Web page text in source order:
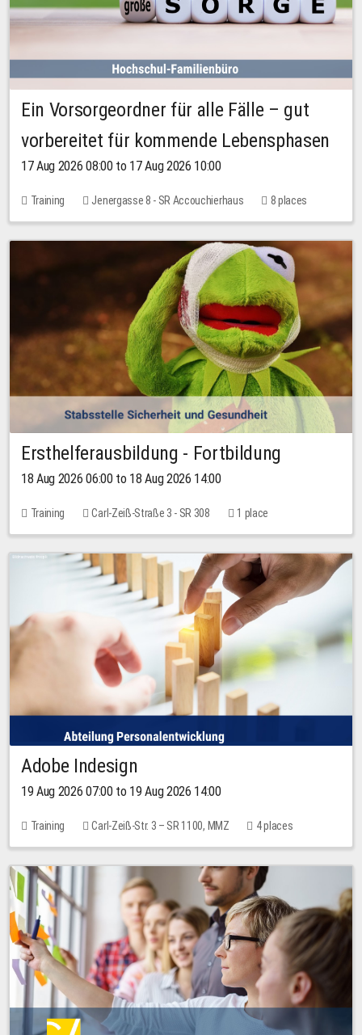
Ein Vorsorgeordner für alle Fälle – gut
vorbereitet für kommende Lebensphasen
17 Aug 2026 08:00 to 17 Aug 2026 10:00
Training Jenergasse 8 - SR Accouchierhaus 8 places
Ersthelferausbildung - Fortbildung
18 Aug 2026 06:00 to 18 Aug 2026 14:00
Training Carl-Zeiß-Straße 3 - SR 308 1 place
Adobe Indesign
19 Aug 2026 07:00 to 19 Aug 2026 14:00
Training Carl-Zeiß-Str. 3 – SR 1100, MMZ 4 places